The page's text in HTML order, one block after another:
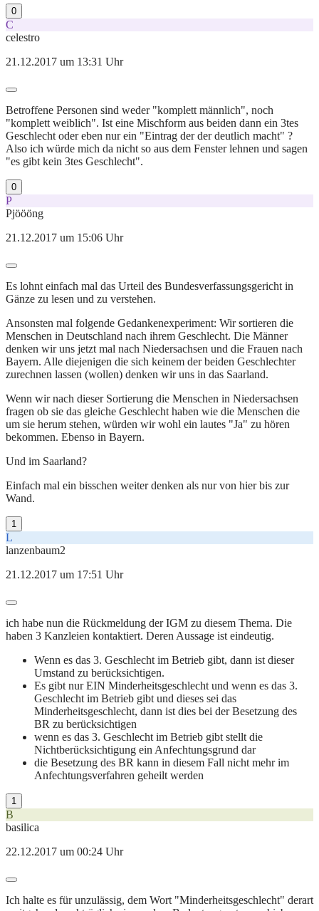
0
C
celestro
21.12.2017 um 13:31 Uhr
Betroffene Personen sind weder "komplett männlich", noch
"komplett weiblich". Ist eine Mischform aus beiden dann ein 3tes
Geschlecht oder eben nur ein "Eintrag der der deutlich macht" ?
Also ich würde mich da nicht so aus dem Fenster lehnen und sagen
"es gibt kein 3tes Geschlecht".
0
P
Pjöööng
21.12.2017 um 15:06 Uhr
Es lohnt einfach mal das Urteil des Bundesverfassungsgericht in
Gänze zu lesen und zu verstehen.
Ansonsten mal folgende Gedankenexperiment: Wir sortieren die
Menschen in Deutschland nach ihrem Geschlecht. Die Männer
denken wir uns jetzt mal nach Niedersachsen und die Frauen nach
Bayern. Alle diejenigen die sich keinem der beiden Geschlechter
zurechnen lassen (wollen) denken wir uns in das Saarland.
Wenn wir nach dieser Sortierung die Menschen in Niedersachsen
fragen ob sie das gleiche Geschlecht haben wie die Menschen die
um sie herum stehen, würden wir wohl ein lautes "Ja" zu hören
bekommen. Ebenso in Bayern.
Und im Saarland?
Einfach mal ein bisschen weiter denken als nur von hier bis zur
Wand.
1
L
lanzenbaum2
21.12.2017 um 17:51 Uhr
ich habe nun die Rückmeldung der IGM zu diesem Thema. Die
haben 3 Kanzleien kontaktiert. Deren Aussage ist eindeutig.
Wenn es das 3. Geschlecht im Betrieb gibt, dann ist dieser
Umstand zu berücksichtigen.
Es gibt nur EIN Minderheitsgeschlecht und wenn es das 3.
Geschlecht im Betrieb gibt und dieses sei das
Minderheitsgeschlecht, dann ist dies bei der Besetzung des
BR zu berücksichtigen
wenn es das 3. Geschlecht im Betrieb gibt stellt die
Nichtberücksichtigung ein Anfechtungsgrund dar
die Besetzung des BR kann in diesem Fall nicht mehr im
Anfechtungsverfahren geheilt werden
1
B
basilica
22.12.2017 um 00:24 Uhr
Ich halte es für unzulässig, dem Wort "Minderheitsgeschlecht" derart